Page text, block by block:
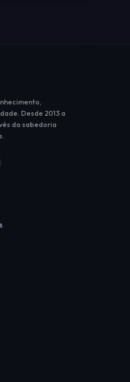
Desde 2013 a
da sabedoria